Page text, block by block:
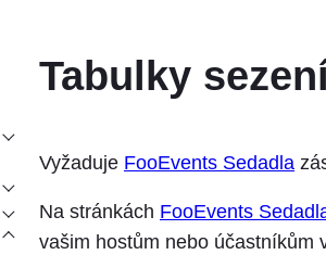
Tabulky
Vyžaduje FooEvents Sedadla
Na stránkách FooEvents
vašim hostům nebo účastníkům